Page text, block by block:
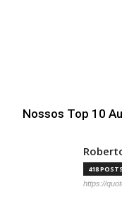
Nossos Top 10
418 POSTS
https://